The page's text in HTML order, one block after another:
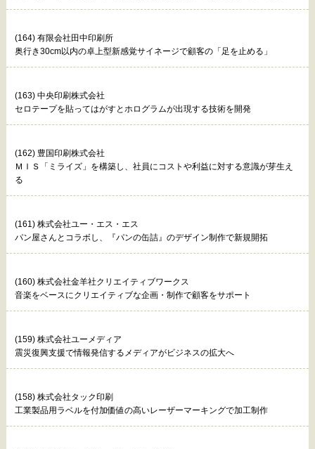
(164) 有限会社田中印刷所
奥行き30cm以内の卓上型新感覚サイネージで顧客の「足を止める」
(163) 中央印刷株式会社
セロテープを貼ってはがすとホログラムが出現する技術を開発
(162) 豊国印刷株式会社
ＭＩＳ「ミライズ」を構築し、社員にコストや利益に対する意識が芽生え
る
(161) 株式会社ユー・エス・エス
パン屋さんとコラボし、『パンの缶詰』のデザイン制作で新規開拓
(160) 株式会社金羊社クリエイティブワークス
音楽をベースにクリエイティブな企画・制作で顧客をサポート
(159) 株式会社ユーメディア
震災復興支援で情報発信するメディアがビジネスの拡大へ
(158) 株式会社タック印刷
工業製品用ラベルを付加価値の高いレーザーマーキングで加工制作